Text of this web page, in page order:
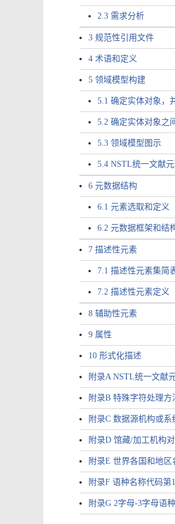
2.3 需求分析
3 规范性引用文件
4 术语和定义
5 领域模型构建
5.1 确定实体对象，
5.2 确定实体对象之
5.3 领域模型图示
5.4 NSTL统一文献
6 元数据结构
6.1 元素选取和定义
6.2 元数据框架和结
7 描述性元素
7.1 描述性元素集简
7.2 描述性元素定义
8 辅助性元素
9 属性
10 形式化描述
附录A NSTL统一文献
附录B 特殊字符处理方
附录C 数据源机构或系
附录D 馆藏/加工机构
附录E 世界各国和地区
附录F 语种名称代码第
附录G 2字母-3字母语